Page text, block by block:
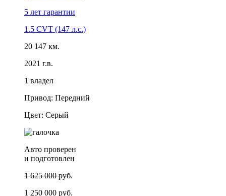
5 лет гарантии
1.5 CVT (147 л.с.)
20 147 км.
2021 г.в.
1 владел
Привод: Передний
Цвет: Серый
Авто проверен
и подготовлен
1 625 000 руб.
1 250 000 руб.